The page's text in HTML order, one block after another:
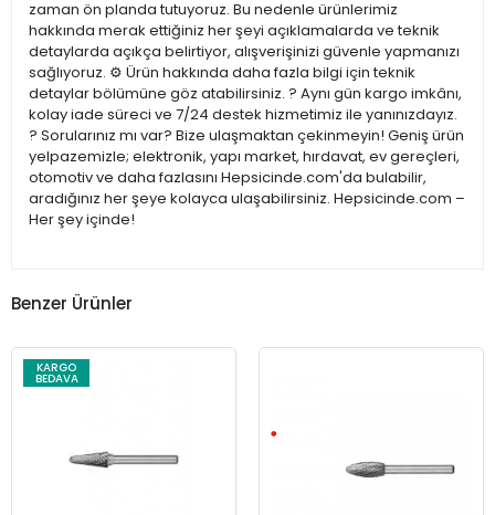
zaman ön planda tutuyoruz. Bu nedenle ürünlerimiz
hakkında merak ettiğiniz her şeyi açıklamalarda ve teknik
detaylarda açıkça belirtiyor, alışverişinizi güvenle yapmanızı
sağlıyoruz. ⚙️ Ürün hakkında daha fazla bilgi için teknik
detaylar bölümüne göz atabilirsiniz. ? Aynı gün kargo imkânı,
kolay iade süreci ve 7/24 destek hizmetimiz ile yanınızdayız.
? Sorularınız mı var? Bize ulaşmaktan çekinmeyin! Geniş ürün
yelpazemizle; elektronik, yapı market, hırdavat, ev gereçleri,
otomotiv ve daha fazlasını Hepsicinde.com'da bulabilir,
aradığınız her şeye kolayca ulaşabilirsiniz. Hepsicinde.com –
Her şey içinde!
Benzer Ürünler
KARGO
BEDAVA